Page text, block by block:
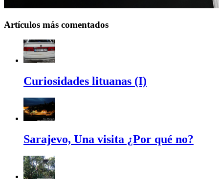
Artículos más comentados
Curiosidades lituanas (I)
Sarajevo, Una visita ¿Por qué no?